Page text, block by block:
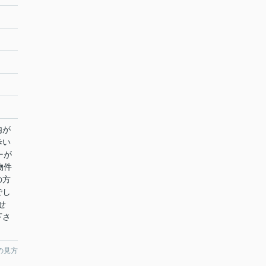
が
い
が
件
方
見方